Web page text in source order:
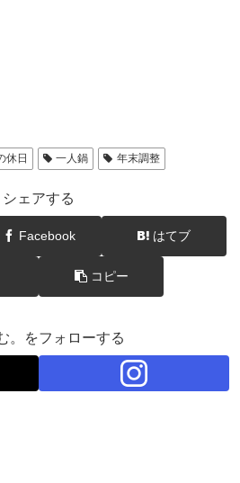
休日 一人鍋 年末調整
シェアする
Facebook はてブ
コピー
。をフォローする